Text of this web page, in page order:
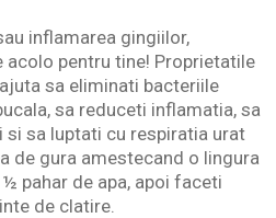
inflamarea gingiilor,
pentru tine! Proprietatile
sa eliminati bacteriile
sa reduceti inflamatia, sa
si sa luptati cu respiratia urat
de gura amestecand o lingura
pahar de apa, apoi faceti
de clatire.